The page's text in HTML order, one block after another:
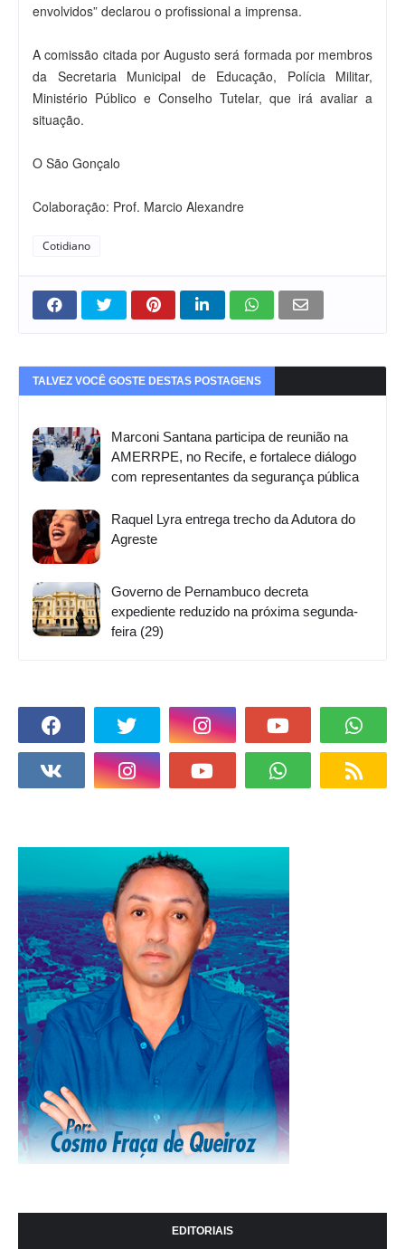
envolvidos” declarou o profissional a imprensa.
A comissão citada por Augusto será formada por membros
da Secretaria Municipal de Educação, Polícia Militar,
Ministério Público e Conselho Tutelar, que irá avaliar a
situação.
O São Gonçalo
Colaboração: Prof. Marcio Alexandre
Cotidiano
TALVEZ VOCÊ GOSTE DESTAS POSTAGENS
Marconi Santana participa de reunião na
AMERRPE, no Recife, e fortalece diálogo
com representantes da segurança pública
Raquel Lyra entrega trecho da Adutora do
Agreste
Governo de Pernambuco decreta
expediente reduzido na próxima segunda-
feira (29)
EDITORIAIS